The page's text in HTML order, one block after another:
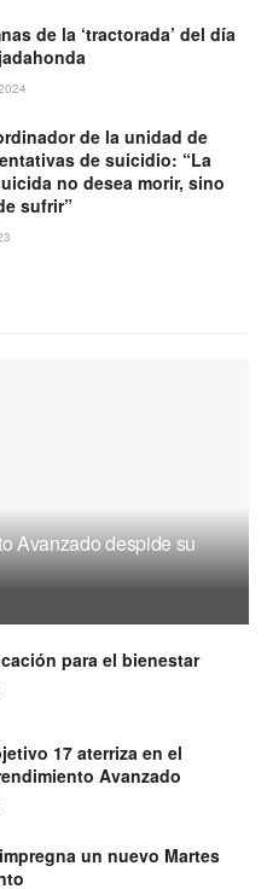
de la ‘tractorada’ del día
de la unidad de
de suicidio: “La
no desea morir, sino
sufrir”
Avanzado despide su
para el bienestar
17 aterriza en el
Avanzado
un nuevo Martes